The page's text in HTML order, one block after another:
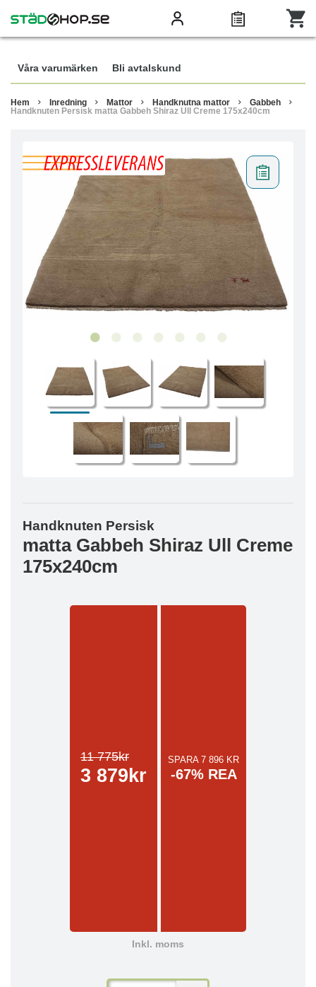
Våra varumärken Bli avtalskund
Hem Inredning Mattor Handknutna mattor
Gabbeh
Handknuten Persisk matta Gabbeh Shiraz Ull Creme 175x240cm
Handknuten Persisk
matta Gabbeh Shiraz Ull Creme
175x240cm
11 775kr
3 879kr
SPARA 7 896 KR
-67% REA
Inkl. moms